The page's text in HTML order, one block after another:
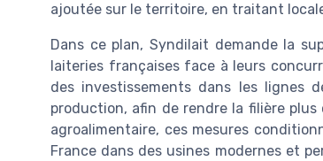
ajoutée sur le territoire, en traitant
Dans ce plan, Syndilait demande la
laiteries françaises face à leurs
des investissements dans les lignes
production, afin de rendre la filière
agroalimentaire, ces mesures
France dans des usines modernes et